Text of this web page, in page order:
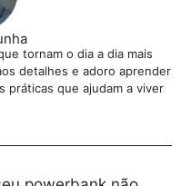
tornam o dia a dia mais
detalhes e adoro aprender
práticas que ajudam a viver